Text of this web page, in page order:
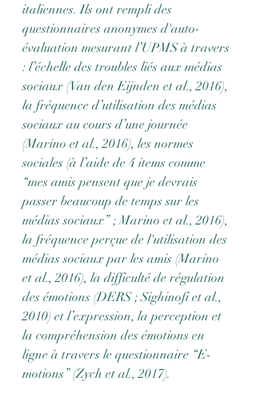
italiennes. Ils ont rempli des
questionnaires anonymes d'auto-
évaluation mesurant l’UPMS à travers
: l’échelle des troubles liés aux médias
sociaux (Van den Eijnden et al., 2016),
la fréquence d’utilisation des médias
sociaux au cours d’une journée
(Marino et al., 2016), les normes
sociales (à l’aide de 4 items comme
“mes amis pensent que je devrais
passer beaucoup de temps sur les
médias sociaux” ; Marino et al., 2016),
la fréquence perçue de l'utilisation des
médias sociaux par les amis (Marino
et al., 2016), la difficulté de régulation
des émotions (DERS ; Sighinofi et al.,
2010) et l’expression, la perception et
la compréhension des émotions en
ligne à travers le questionnaire “E-
motions” (Zych et al., 2017).